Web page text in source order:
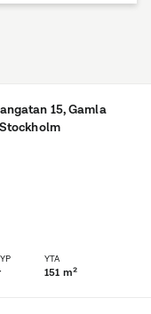
15,Gamla
YTA
151 m²